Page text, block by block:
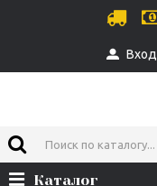
Вход
Каталог